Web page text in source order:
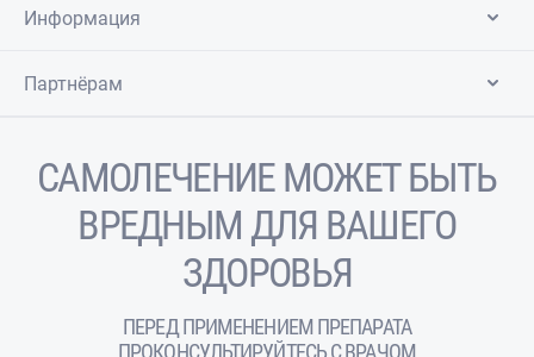
Информация
Партнёрам
САМОЛЕЧЕНИЕ МОЖЕТ БЫТЬ
ВРЕДНЫМ ДЛЯ ВАШЕГО
ЗДОРОВЬЯ
ПЕРЕД ПРИМЕНЕНИЕМ ПРЕПАРАТА
ПРОКОНСУЛЬТИРУЙТЕСЬ С ВРАЧОМ